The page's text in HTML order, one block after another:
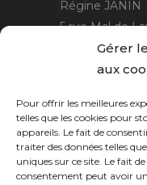
Gérer
aux
Pour offrir les meilleures
telles que les cookies pour
appareils. Le fait de
traiter des données telles
uniques sur ce site. Le fait
consentement peut avoir
Régine JANIN
5 rue Mal de
21220 Gevrey
06 15 15 80 29
Horaires :sur